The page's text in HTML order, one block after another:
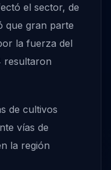
el sector, de
que gran parte
la fuerza del
resultaron
de cultivos
vías de
la región